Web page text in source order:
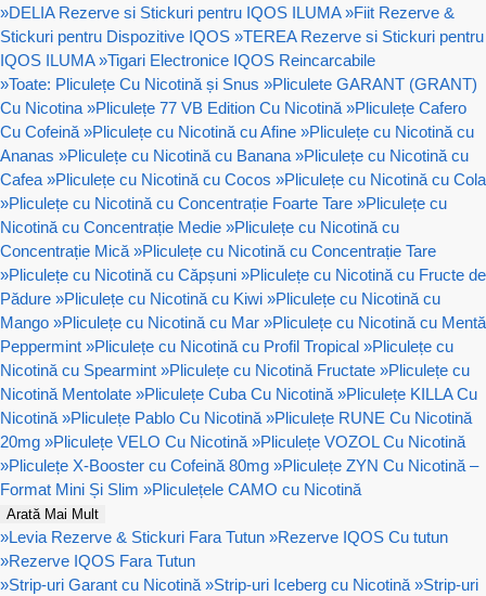
»DELIA Rezerve si Stickuri pentru IQOS ILUMA »Fiit Rezerve &
Stickuri pentru Dispozitive IQOS »TEREA Rezerve si Stickuri pentru
IQOS ILUMA »Tigari Electronice IQOS Reincarcabile
»Toate: Pliculețe Cu Nicotină și Snus »Pliculete GARANT (GRANT)
Cu Nicotina »Pliculețe 77 VB Edition Cu Nicotină »Pliculețe Cafero
Cu Cofeină »Pliculețe cu Nicotină cu Afine »Pliculețe cu Nicotină cu
Ananas »Pliculețe cu Nicotină cu Banana »Pliculețe cu Nicotină cu
Cafea »Pliculețe cu Nicotină cu Cocos »Pliculețe cu Nicotină cu Cola
»Pliculețe cu Nicotină cu Concentrație Foarte Tare »Pliculețe cu
Nicotină cu Concentrație Medie »Pliculețe cu Nicotină cu
Concentrație Mică »Pliculețe cu Nicotină cu Concentrație Tare
»Pliculețe cu Nicotină cu Căpșuni »Pliculețe cu Nicotină cu Fructe de
Pădure »Pliculețe cu Nicotină cu Kiwi »Pliculețe cu Nicotină cu
Mango »Pliculețe cu Nicotină cu Mar »Pliculețe cu Nicotină cu Mentă
Peppermint »Pliculețe cu Nicotină cu Profil Tropical »Pliculețe cu
Nicotină cu Spearmint »Pliculețe cu Nicotină Fructate »Pliculețe cu
Nicotină Mentolate »Pliculețe Cuba Cu Nicotină »Pliculețe KILLA Cu
Nicotină »Pliculețe Pablo Cu Nicotină »Pliculețe RUNE Cu Nicotină
20mg »Pliculețe VELO Cu Nicotină »Pliculețe VOZOL Cu Nicotină
»Pliculețe X-Booster cu Cofeină 80mg »Pliculețe ZYN Cu Nicotină –
Format Mini Și Slim »Pliculețele CAMO cu Nicotină
Arată Mai Mult
»Levia Rezerve & Stickuri Fara Tutun »Rezerve IQOS Cu tutun
»Rezerve IQOS Fara Tutun
»Strip-uri Garant cu Nicotină »Strip-uri Iceberg cu Nicotină »Strip-uri